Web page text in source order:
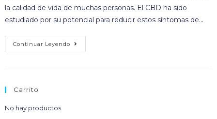
la calidad de vida de muchas personas. El CBD ha sido
estudiado por su potencial para reducir estos síntomas de…
Continuar Leyendo
Carrito
No hay productos